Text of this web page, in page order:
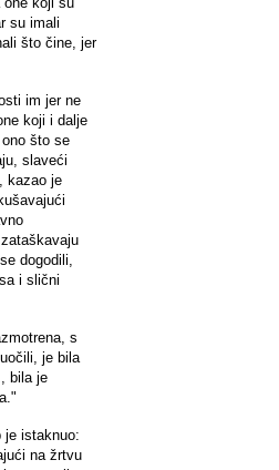
su imali
što čine, jer
im jer ne
koji i dalje
što se
slaveći
kazao je
dogodili,
i slični
s
je bila
bila je
je istaknuo:
na žrtvu